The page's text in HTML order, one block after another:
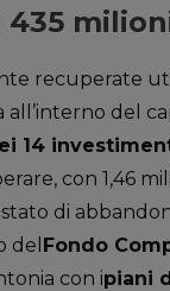
recuperate
del
14
con 1,46
di
del Fondo
con ipiani